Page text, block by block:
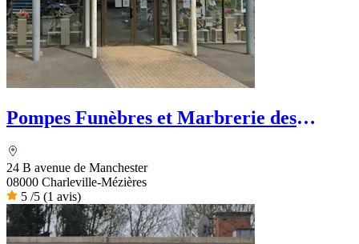
Pompes Funèbres et Marbrerie des
24 B avenue de Manchester
08000 Charleville-Mézières
5 /5 (1 avis)